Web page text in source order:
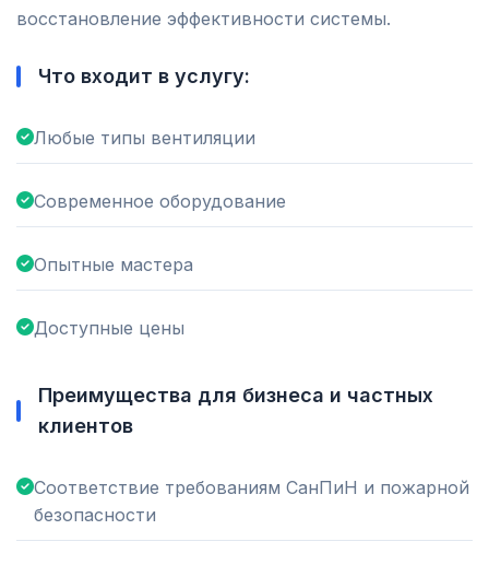
восстановление эффективности системы.
Что входит в услугу:
Любые типы вентиляции
Современное оборудование
Опытные мастера
Доступные цены
Преимущества для бизнеса и частных
клиентов
Соответствие требованиям СанПиН и пожарной
безопасности